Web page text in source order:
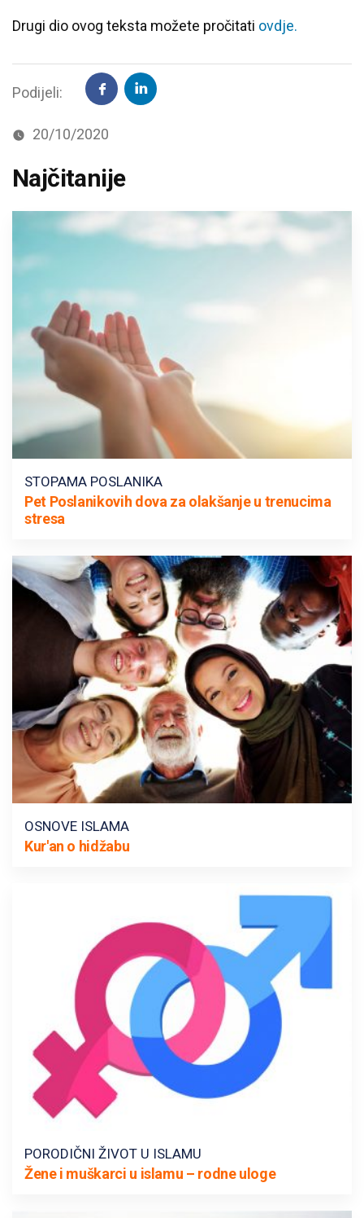
Drugi dio ovog teksta možete pročitati ovdje.
Podijeli:
20/10/2020
Najčitanije
STOPAMA POSLANIKA
Pet Poslanikovih dova za olakšanje u trenucima
stresa
OSNOVE ISLAMA
Kur'an o hidžabu
PORODIČNI ŽIVOT U ISLAMU
Žene i muškarci u islamu – rodne uloge